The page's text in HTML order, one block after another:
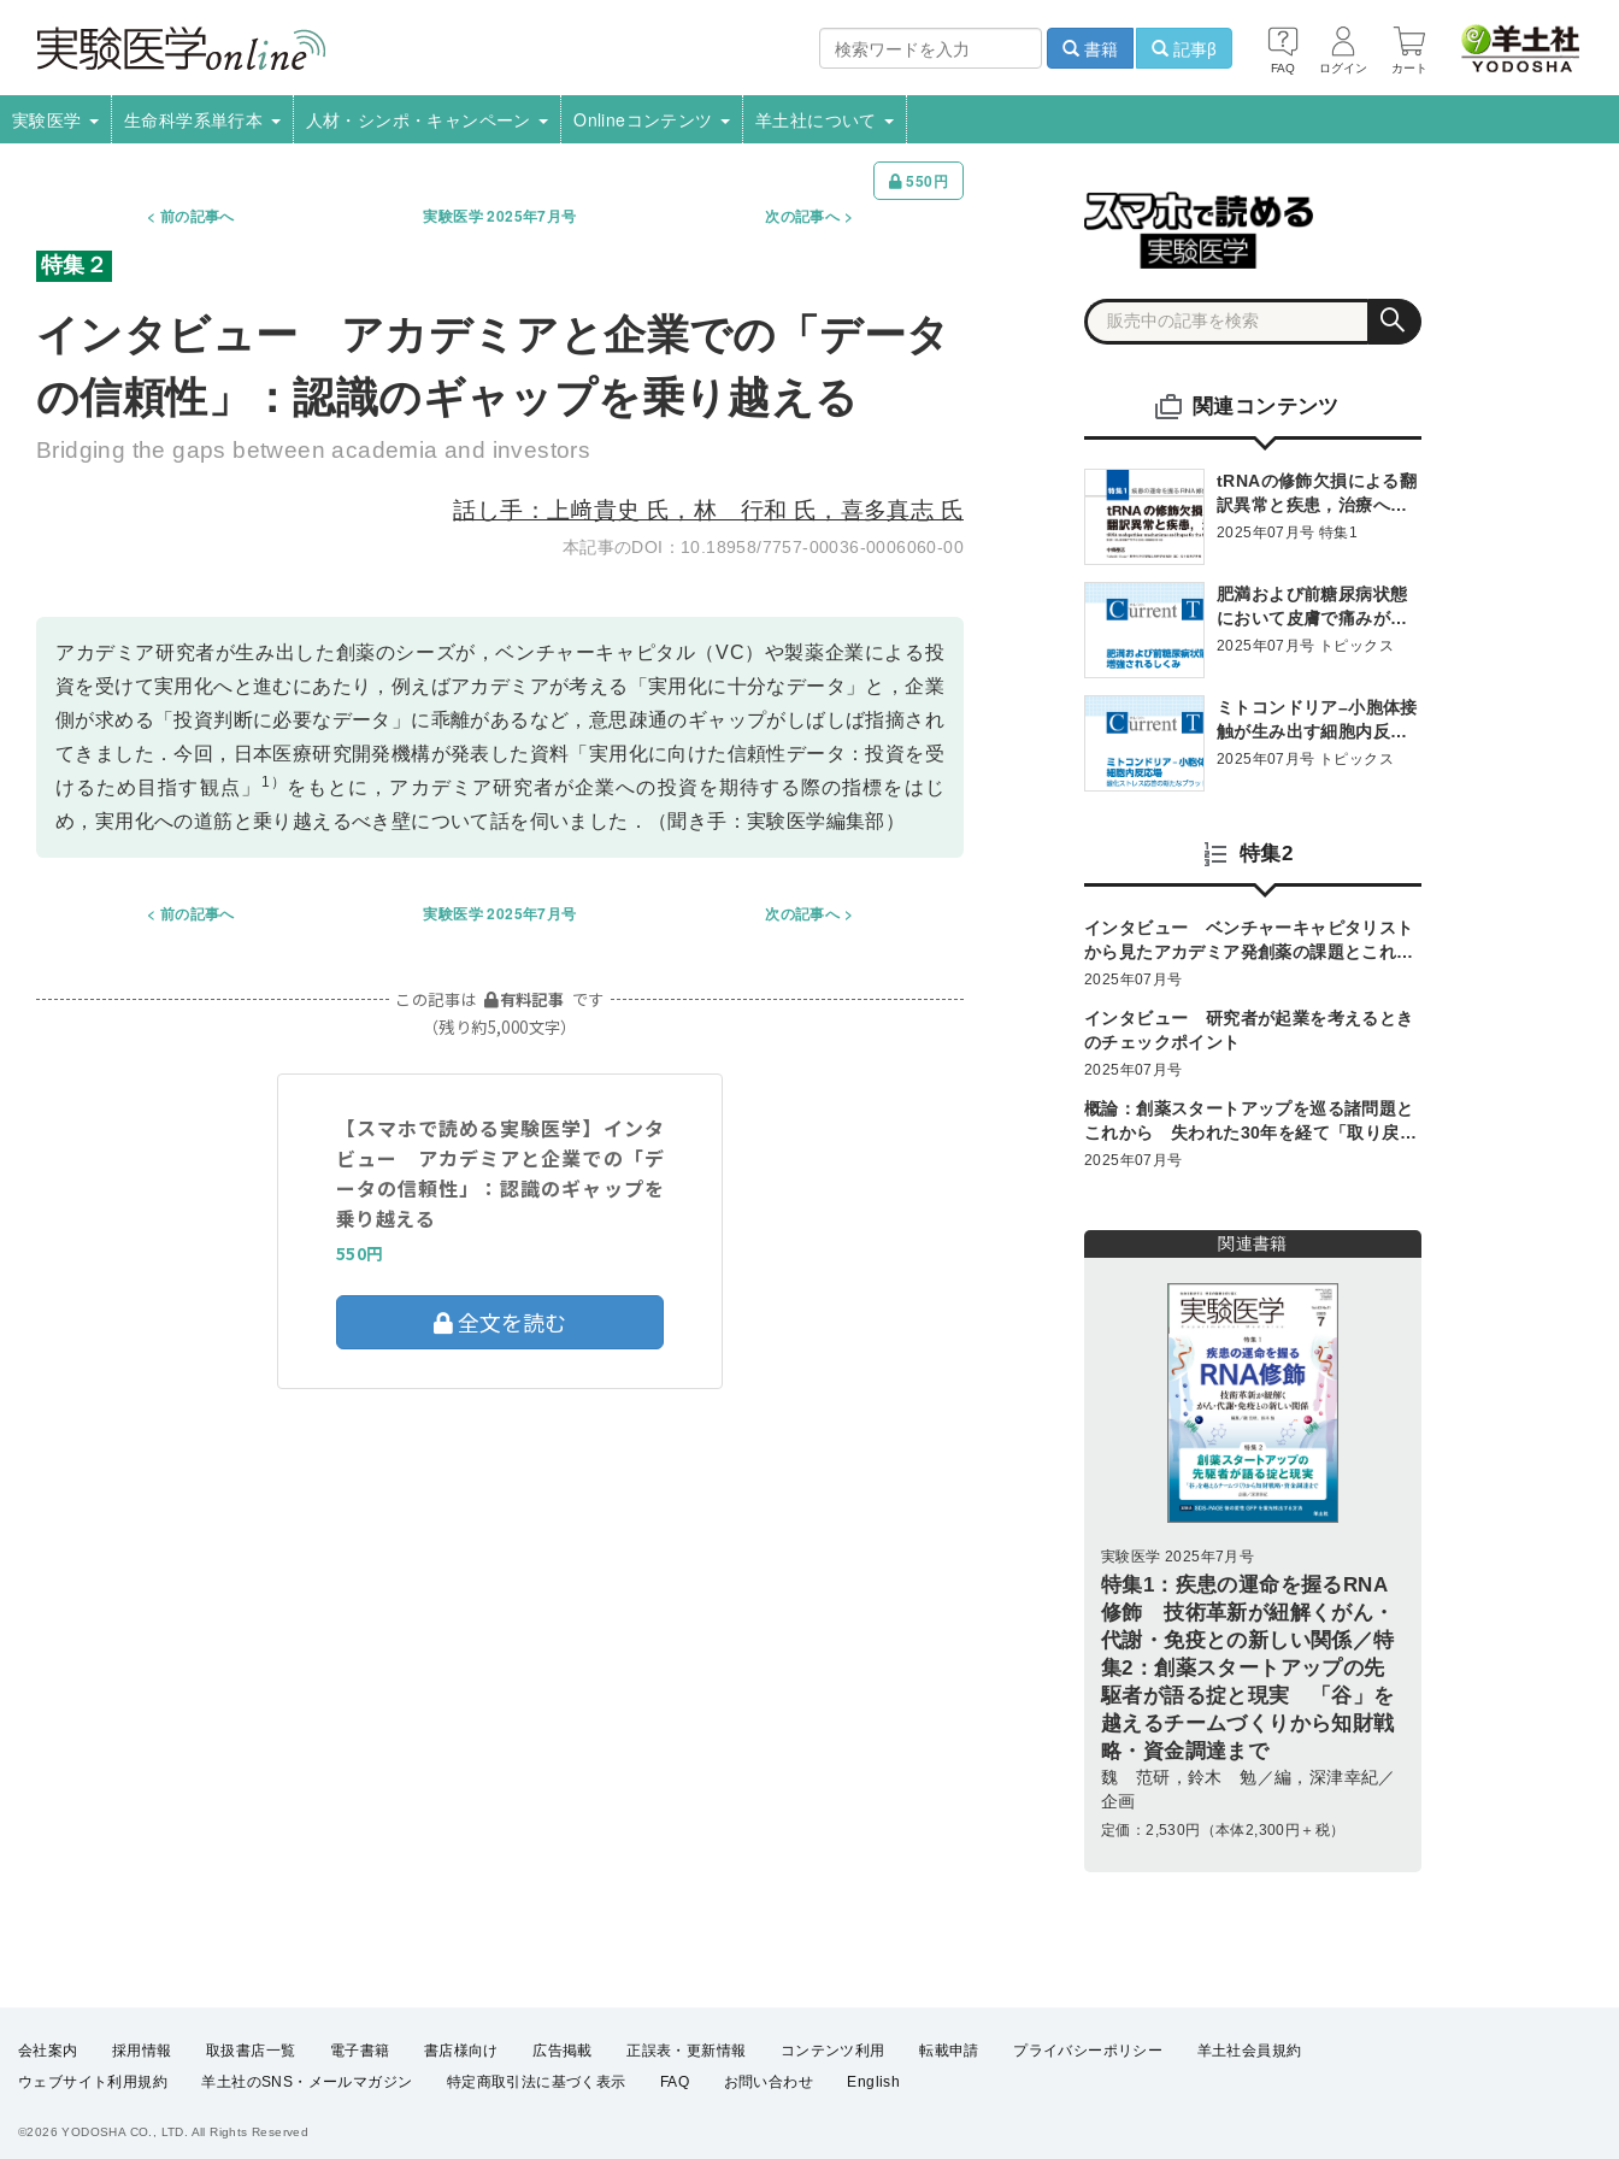
FAQ ログイン カート
書籍 記事β
実験医学 生命科学系単行本 人材・シンポ・キャンペーン Onlineコンテンツ 羊土社について
550円
前の記事へ
実験医学 2025年7月号 次の記事へ
インタビュー アカデミアと企業での「データ
の信頼性」：認識のギャップを乗り越える
Bridging the gaps between academia and investors
話し手：上﨑貴史 氏，林 行和 氏，喜多真志 氏
10.18958/7757-00036-0006060-00
アカデミア研究者が生み出した創薬のシーズが，ベンチャーキャピタル（VC）や製薬企業による投
資を受けて実用化へと進むにあたり，例えばアカデミアが考える「実用化に十分なデータ」と，企業
側が求める「投資判断に必要なデータ」に乖離があるなど，意思疎通のギャップがしばしば指摘され
てきました．今回，日本医療研究開発機構が発表した資料「実用化に向けた信頼性データ：投資を受
けるため目指す観点」
1）
をもとに，アカデミア研究者が企業への投資を期待する際の指標をはじ
め，実用化への道筋と乗り越えるべき壁について話を伺いました．（聞き手：実験医学編集部）
前の記事へ 実験医学 2025年7月号 次の記事へ
この記事は 有料記事 です
（残り約5,000文字）
【スマホで読める実験医学】インタ
ビュー アカデミアと企業での「デ
ータの信頼性」：認識のギャップを
乗り越える
550円
全文を読む
関連コンテンツ
tRNAの修飾欠損による翻
訳異常と疾患，治療への
展望
2025年07月号 特集1
肥満および前糖尿病状態
において皮膚で痛みが増
強されるしくみ
2025年07月号 トピックス
ミトコンドリア–小胞体接
触が生み出す細胞内反応
場：酸化ストレス応答の
2025年07月号 トピックス
特集2
インタビュー ベンチャーキャピタリスト
から見たアカデミア発創薬の課題とこれか
ら
2025年07月号
インタビュー 研究者が起業を考えるとき
のチェックポイント
2025年07月号
概論：創薬スタートアップを巡る諸問題と
これから 失われた30年を経て「取り戻す
ための20年」に．あるキャピタリストの悲
2025年07月号
関連書籍
実験医学 2025年7月号
特集1：疾患の運命を握るRNA
修飾 技術革新が紐解くがん・
代謝・免疫との新しい関係／特
集2：創薬スタートアップの先
駆者が語る掟と現実 「谷」を
越えるチームづくりから知財戦
略・資金調達まで
魏 范研，鈴木 勉／編，深津幸紀／
企画
定価：2,530円（本体2,300円＋税）
会社案内 採用情報 取扱書店一覧 電子書籍 書店様向け 広告掲載 正誤表・更新情報 コンテンツ利用 転載申請 プライバシーポリシー
羊土社会員規約
ウェブサイト利用規約
羊土社のSNS・メールマガジン 特定商取引法に基づく表示 FAQ お問い合わせ English
©2026 YODOSHA CO., LTD. All Rights Reserved